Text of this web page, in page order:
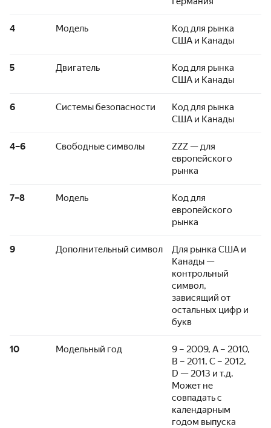
4 Модель
Код для рынка
США и Канады
5 Двигатель
Код для рынка
США и Канады
6 Системы безопасности
Код для рынка
США и Канады
4–6 Свободные символы
ZZZ — для
европейского
рынка
7–8 Модель
Код для
европейского
рынка
9 Дополнительный символ
Для рынка США и
Канады —
контрольный
символ,
зависящий от
остальных цифр и
букв
10 Модельный год
9 – 2009, А – 2010,
B – 2011, C – 2012,
D — 2013 и т.д.
Может не
совпадать с
календарным
годом выпуска